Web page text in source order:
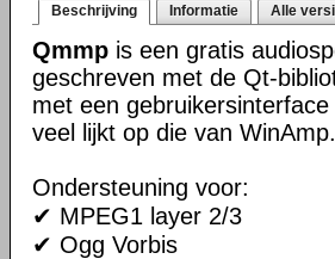
Beschrijving Informatie Alle
Qmmp is een gratis
geschreven met de Qt-
met een gebruikersinterface
veel lijkt op die van WinAmp.
Ondersteuning voor:
✔ MPEG1 layer 2/3
✔ Ogg Vorbis